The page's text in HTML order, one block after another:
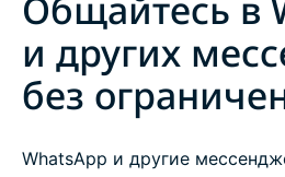
и других
без
WhatsApp и другие